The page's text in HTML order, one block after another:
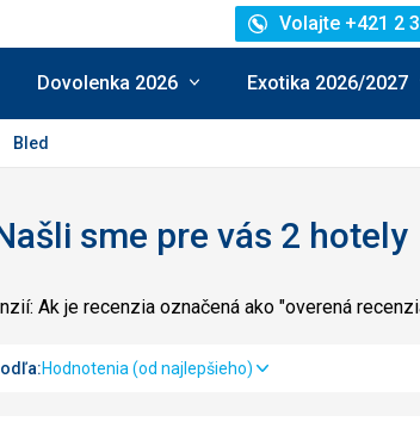
Volajte +421 2
Dovolenka 2026 Exotika 2026/2027
Bled
sme pre vás 2 hotely
Ak je recenzia označená ako "overená
Hodnotenia (od najlepšieho)